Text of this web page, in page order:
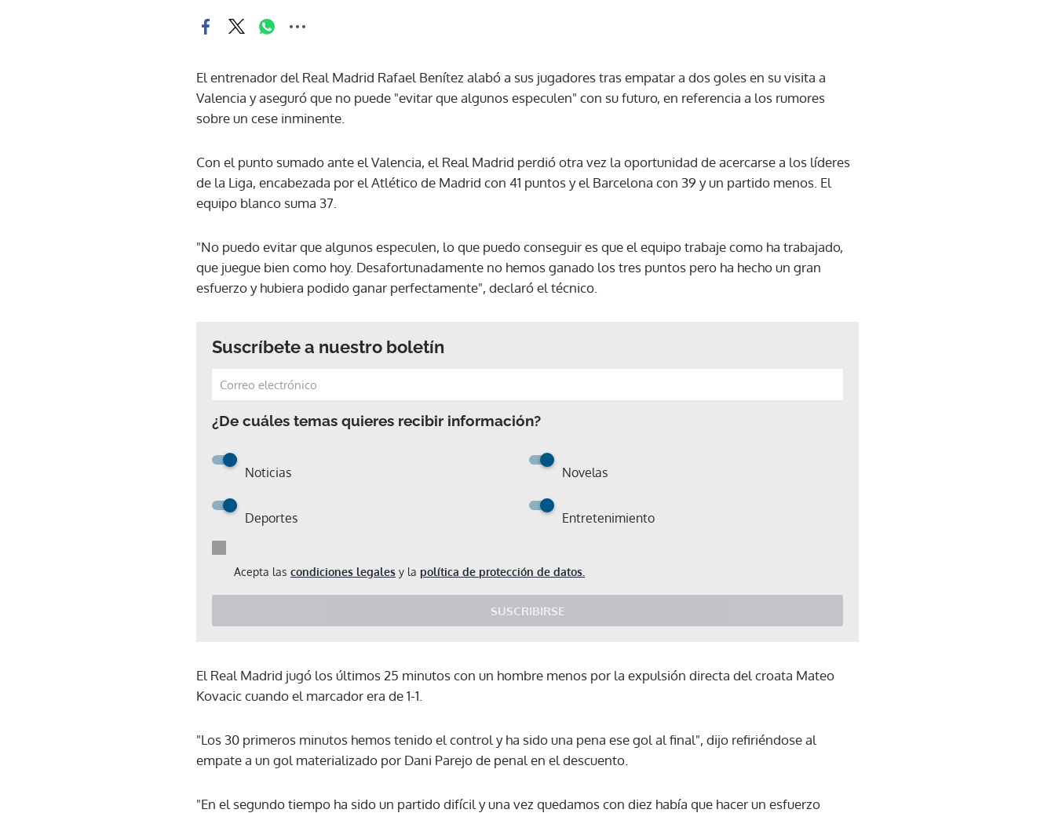
El entrenador del Real Madrid Rafael Benítez alabó a sus jugadores tras empatar a dos goles en su visita a
Valencia y aseguró que no puede "evitar que algunos especulen" con su futuro, en referencia a los rumores
sobre un cese inminente.
Con el punto sumado ante el Valencia, el Real Madrid perdió otra vez la oportunidad de acercarse a los líderes
de la Liga, encabezada por el Atlético de Madrid con 41 puntos y el Barcelona con 39 y un partido menos. El
equipo blanco suma 37.
"No puedo evitar que algunos especulen, lo que puedo conseguir es que el equipo trabaje como ha trabajado,
que juegue bien como hoy. Desafortunadamente no hemos ganado los tres puntos pero ha hecho un gran
esfuerzo y hubiera podido ganar perfectamente", declaró el técnico.
Suscríbete a nuestro boletín
¿De cuáles temas quieres recibir información?
Noticias Novelas
Deportes Entretenimiento
Acepta las condiciones legales y la política de protección de datos.
SUSCRIBIRSE
El Real Madrid jugó los últimos 25 minutos con un hombre menos por la expulsión directa del croata Mateo
Kovacic cuando el marcador era de 1-1.
"Los 30 primeros minutos hemos tenido el control y ha sido una pena ese gol al final", dijo refiriéndose al
empate a un gol materializado por Dani Parejo de penal en el descuento.
"En el segundo tiempo ha sido un partido difícil y una vez quedamos con diez había que hacer un esfuerzo